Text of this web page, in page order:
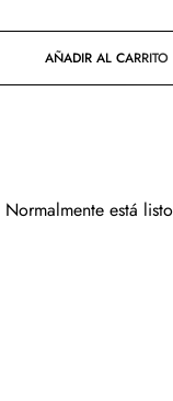
AÑADIR AL CARRITO
Normalmente está